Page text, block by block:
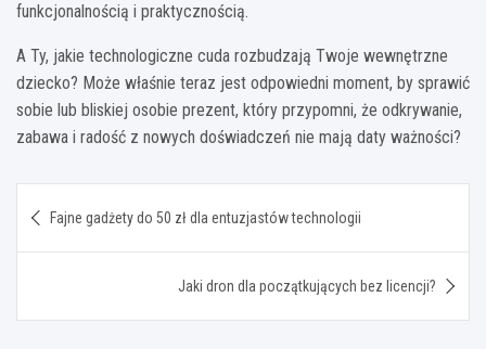
funkcjonalnością i praktycznością.
A Ty, jakie technologiczne cuda rozbudzają Twoje wewnętrzne
dziecko? Może właśnie teraz jest odpowiedni moment, by sprawić
sobie lub bliskiej osobie prezent, który przypomni, że odkrywanie,
zabawa i radość z nowych doświadczeń nie mają daty ważności?
wpisu
Fajne gadżety do 50 zł dla entuzjastów technologii
Jaki dron dla początkujących bez licencji?